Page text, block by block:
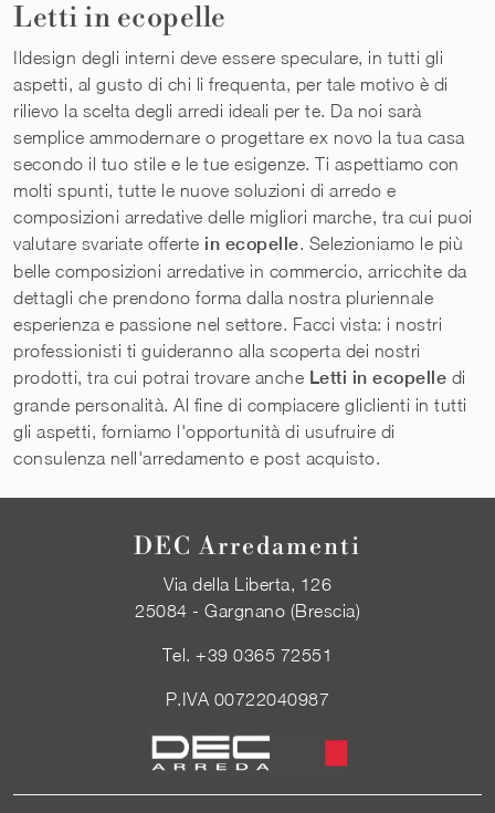
Letti in ecopelle
Ildesign degli interni deve essere speculare, in tutti gli
aspetti, al gusto di chi li frequenta, per tale motivo è di
rilievo la scelta degli arredi ideali per te. Da noi sarà
semplice ammodernare o progettare ex novo la tua casa
secondo il tuo stile e le tue esigenze. Ti aspettiamo con
molti spunti, tutte le nuove soluzioni di arredo e
composizioni arredative delle migliori marche, tra cui puoi
valutare svariate offerte in ecopelle. Selezioniamo le più
belle composizioni arredative in commercio, arricchite da
dettagli che prendono forma dalla nostra pluriennale
esperienza e passione nel settore. Facci vista: i nostri
professionisti ti guideranno alla scoperta dei nostri
prodotti, tra cui potrai trovare anche Letti in ecopelle di
grande personalità. Al fine di compiacere gliclienti in tutti
gli aspetti, forniamo l'opportunità di usufruire di
consulenza nell'arredamento e post acquisto.
DEC Arredamenti
Via della Liberta, 126
25084 - Gargnano (Brescia)
Tel.+39 0365 72551
P.IVA 00722040987